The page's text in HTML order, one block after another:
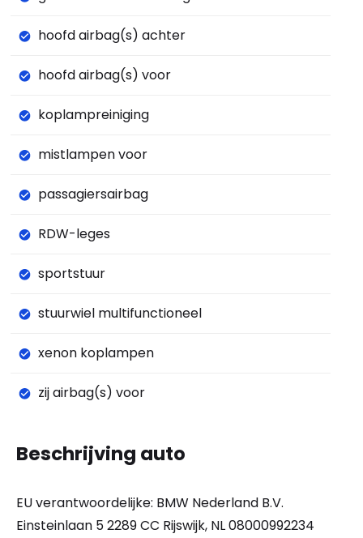
hoofd airbag(s) achter
hoofd airbag(s) voor
koplampreiniging
mistlampen voor
passagiersairbag
RDW-leges
sportstuur
stuurwiel multifunctioneel
xenon koplampen
zij airbag(s) voor
Beschrijving auto
EU verantwoordelijke: BMW Nederland B.V.
Einsteinlaan 5 2289 CC Rijswijk, NL 08000992234